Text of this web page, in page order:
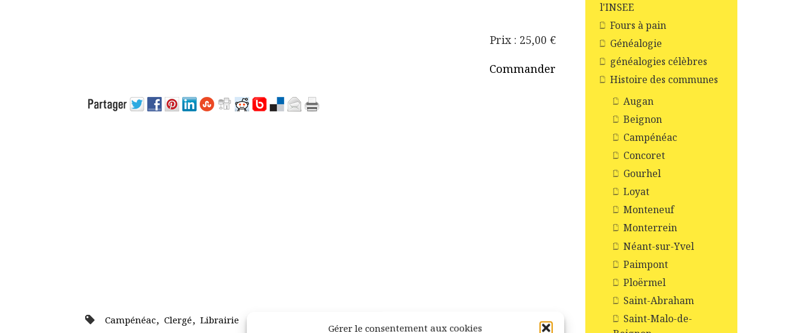
Gérer le consentement aux cookies
Prix : 25,00 €
Commander
Campénéac, Clergé, Librairie
l'INSEE
Fours à pain
Généalogie
généalogies célèbres
Histoire des communes
Augan
Beignon
Campénéac
Concoret
Gourhel
Loyat
Monteneuf
Monterrein
Néant-sur-Yvel
Paimpont
Ploërmel
Saint-Abraham
Saint-Malo-de-